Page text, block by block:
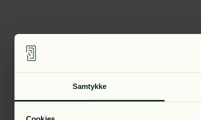
Samtykke